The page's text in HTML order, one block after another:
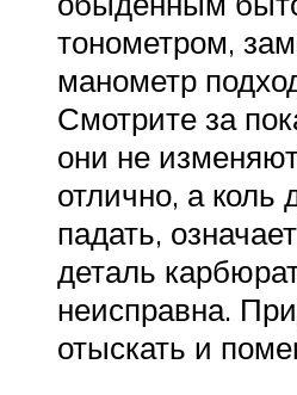
тонометром,
манометр
Смотрите за
они не
отлично, а коль
падать,
деталь
неисправна.
отыскать и